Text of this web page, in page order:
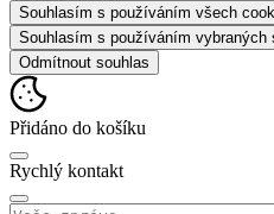
Souhlasím s používáním všech
Souhlasím s používáním vybraných
Odmítnout souhlas
Přidáno do košíku
Rychlý kontakt